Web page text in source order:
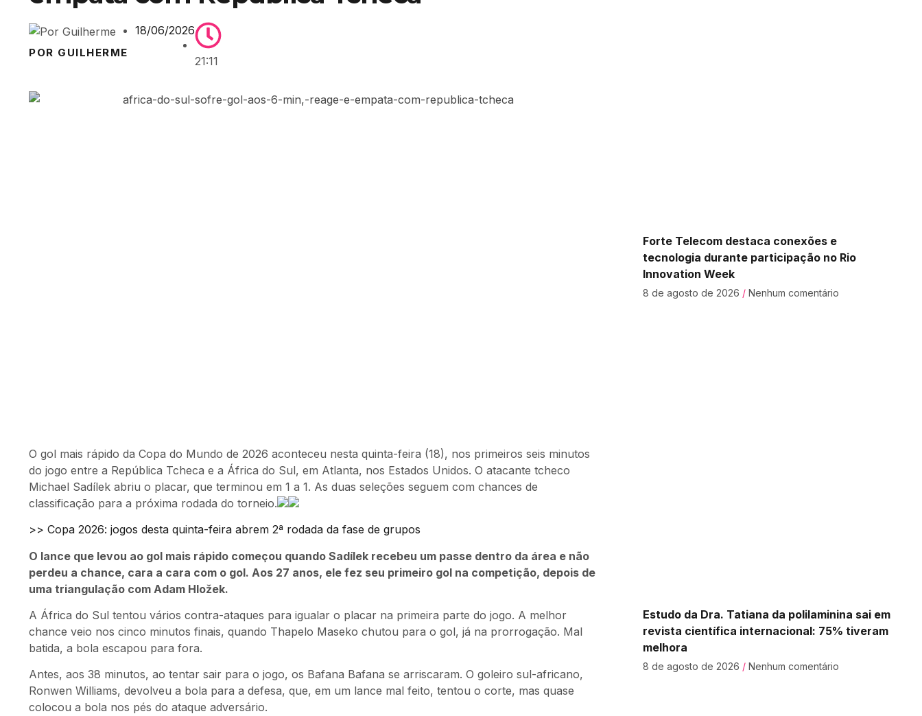
POR GUILHERME
18/06/2026
21:11
O gol mais rápido da Copa do Mundo de 2026 aconteceu nesta quinta-feira (18), nos primeiros seis minutos
do jogo entre a República Tcheca e a África do Sul, em Atlanta, nos Estados Unidos. O atacante tcheco
Michael Sadílek abriu o placar, que terminou em 1 a 1. As duas seleções seguem com chances de
classificação para a próxima rodada do torneio.
>> Copa 2026: jogos desta quinta-feira abrem 2ª rodada da fase de grupos
O lance que levou ao gol mais rápido começou quando Sadílek recebeu um passe dentro da área e não
perdeu a chance, cara a cara com o gol. Aos 27 anos, ele fez seu primeiro gol na competição, depois de
uma triangulação com Adam Hložek.
A África do Sul tentou vários contra-ataques para igualar o placar na primeira parte do jogo. A melhor
chance veio nos cinco minutos finais, quando Thapelo Maseko chutou para o gol, já na prorrogação. Mal
batida, a bola escapou para fora.
Antes, aos 38 minutos, ao tentar sair para o jogo, os Bafana Bafana se arriscaram. O goleiro sul-africano,
Ronwen Williams, devolveu a bola para a defesa, que, em um lance mal feito, tentou o corte, mas quase
colocou a bola nos pés do ataque adversário.
Forte Telecom destaca conexões e
tecnologia durante participação no Rio
Innovation Week
8 de agosto de 2026 Nenhum comentário
Estudo da Dra. Tatiana da polilaminina sai em
revista científica internacional: 75% tiveram
melhora
8 de agosto de 2026 Nenhum comentário